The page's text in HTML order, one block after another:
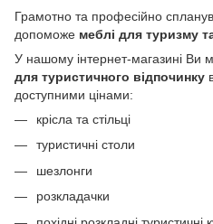
Грамотно та професійно
допоможе меблі для туризму
У нашому інтернет-магазині Ви
для туристичного відпочинку
доступними цінами:
крісла та стільці
туристичні столи
шезлонги
розкладачки